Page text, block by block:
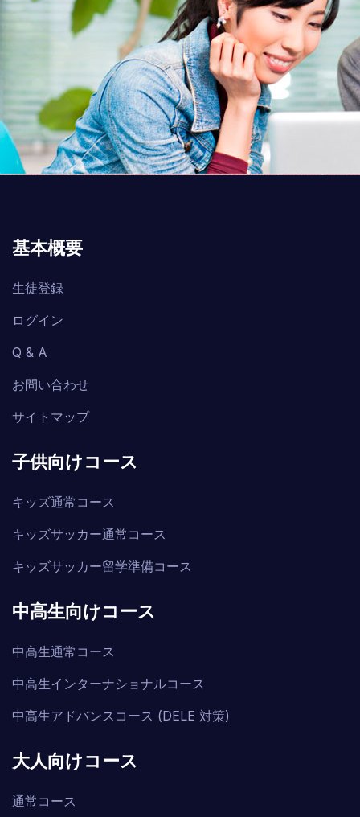
基本概要
生徒登録
ログイン
Q & A
お問い合わせ
サイトマップ
子供向けコース
キッズ通常コース
キッズサッカー通常コース
キッズサッカー留学準備コース
中高生向けコース
中高生通常コース
中高生インターナショナルコース
中高生アドバンスコース (DELE 対策)
大人向けコース
通常コース